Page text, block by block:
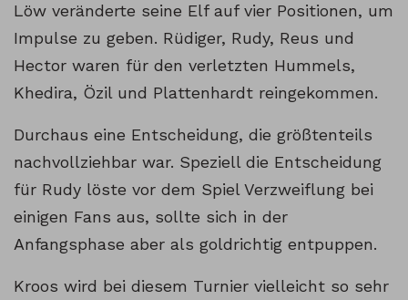
Löw veränderte seine Elf auf vier Positionen, um
Impulse zu geben. Rüdiger, Rudy, Reus und
Hector waren für den verletzten Hummels,
Khedira, Özil und Plattenhardt reingekommen.
Durchaus eine Entscheidung, die größtenteils
nachvollziehbar war. Speziell die Entscheidung
für Rudy löste vor dem Spiel Verzweiflung bei
einigen Fans aus, sollte sich in der
Anfangsphase aber als goldrichtig entpuppen.
Kroos wird bei diesem Turnier vielleicht so sehr